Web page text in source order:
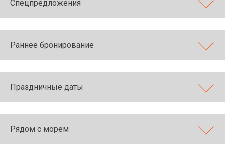
Спецпредложения
Раннее бронирование
Праздничные даты
Рядом с морем